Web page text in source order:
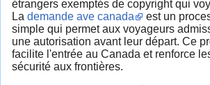
étrangers exemptés de copyright qui
La demande ave canada
est un
simple qui permet aux voyageurs
une autorisation avant leur départ. Ce
facilite l'entrée au Canada et renforce
sécurité aux frontières.